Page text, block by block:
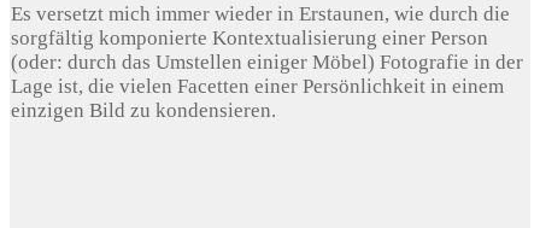
Es versetzt mich immer wieder in Erstaunen, wie durch die
sorgfältig komponierte Kontextualisierung einer Person
(oder: durch das Umstellen einiger Möbel) Fotografie in der
Lage ist, die vielen Facetten einer Persönlichkeit in einem
einzigen Bild zu kondensieren.